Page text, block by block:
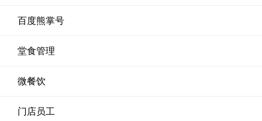
百度熊掌号
堂食管理
微餐饮
门店员工